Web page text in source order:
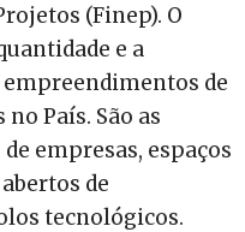
(Finep). O
e a
empreendimentos de
País. São as
empresas, espaços
de
tecnológicos.